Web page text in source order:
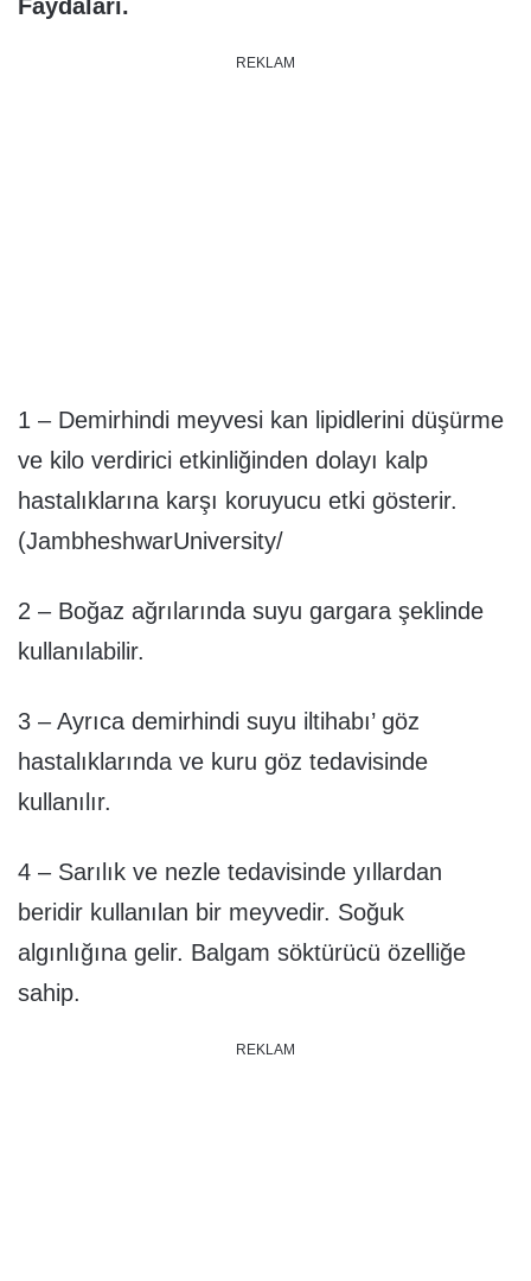
Faydaları.
REKLAM
1 – Demirhindi meyvesi kan lipidlerini düşürme
ve kilo verdirici etkinliğinden dolayı kalp
hastalıklarına karşı koruyucu etki gösterir.
(JambheshwarUniversity/
2 – Boğaz ağrılarında suyu gargara şeklinde
kullanılabilir.
3 – Ayrıca demirhindi suyu iltihabı’ göz
hastalıklarında ve kuru göz tedavisinde
kullanılır.
4 – Sarılık ve nezle tedavisinde yıllardan
beridir kullanılan bir meyvedir. Soğuk
algınlığına gelir. Balgam söktürücü özelliğe
sahip.
REKLAM